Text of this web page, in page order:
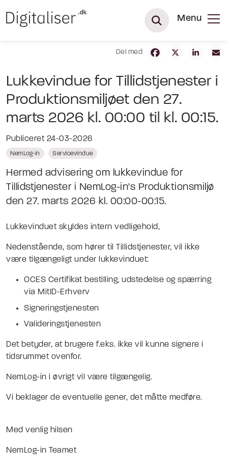
Menu
Del med
Lukkevindue for Tillidstjenester i
Produktionsmiljøet den 27.
marts 2026 kl. 00:00 til kl. 00:15.
Publiceret 24-03-2026
NemLog-in Servicevindue
Hermed advisering om lukkevindue for
Tillidstjenester i NemLog-in's Produktionsmiljø
den 27. marts 2026 kl. 00:00-00:15.
Lukkevinduet skyldes intern vedligehold,
Nedenstående, som hører til Tillidstjenester, vil ikke
være tilgængeligt under lukkevinduet:
OCES Certifikat bestilling, udstedelse og spærring
via MitID-Erhverv
Signeringstjenesten
Valideringstjenesten
Det betyder, at brugere f.eks. ikke vil kunne signere i
tidsrummet ovenfor.
NemLog-in i øvrigt vil være tilgængelig.
Vi beklager de eventuelle gener, det måtte medføre.
Med venlig hilsen
NemLog-in Teamet